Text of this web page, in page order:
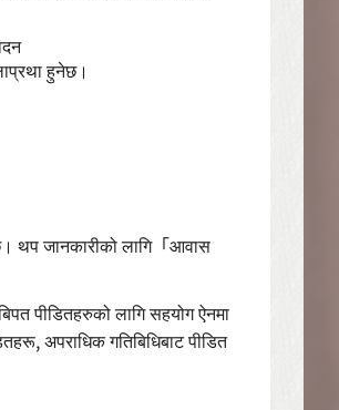
हुनेछ।
थप जानकारीको लागि「आवास
पीडितहरुको लागि सहयोग ऐनमा
अपराधिक गतिबिधिबाट पीडित